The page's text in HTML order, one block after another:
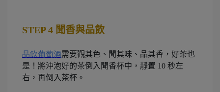
STEP 4 聞香與品飲
品飲葡萄酒需要觀其色、聞其味、品其香，好茶也
是！將沖泡好的茶倒入聞香杯中，靜置 10 秒左
右，再倒入茶杯。